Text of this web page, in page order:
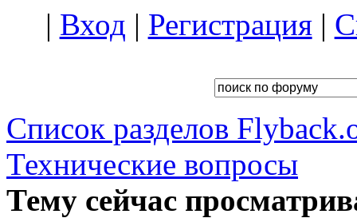
| Вход | Регистрация|
Список разделов
Технические вопросы
Тему сейчас